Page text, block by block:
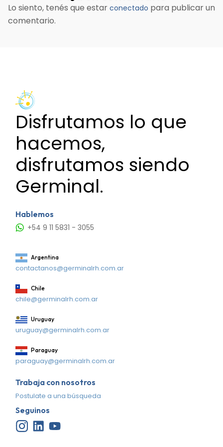
Lo siento, tenés que estar conectado para publicar un
comentario.
Disfrutamos lo que
hacemos,
disfrutamos siendo
Germinal.
Hablemos
+54 9 11 5831 - 3055
Argentina
contactanos@germinalrh.com.ar
Chile
chile@germinalrh.com.ar
Uruguay
uruguay@germinalrh.com.ar
Paraguay
paraguay@germinalrh.com.ar
Trabaja con nosotros
Postulate a una búsqueda
Seguinos